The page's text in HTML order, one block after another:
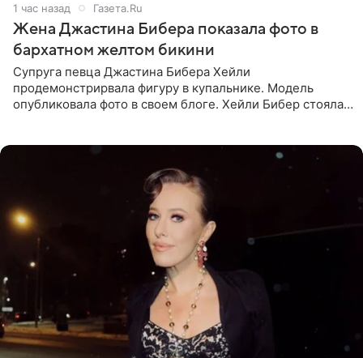
1 час назад Газета.Ru
Жена Джастина Бибера показала фото в
бархатном желтом бикини
Супруга певца Джастина Бибера Хейли
продемонстрирвала фигуру в купальнике. Модель
опубликовала фото в своем блоге. Хейли Бибер стояла